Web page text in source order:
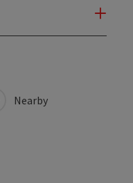
Nearby